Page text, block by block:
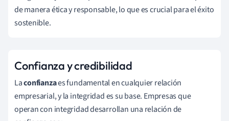
de manera ética y responsable, lo que es crucial para el éxito
sostenible.
Confianza y credibilidad
Laconfianzaes fundamental en cualquier relación
empresarial, y la integridad es su base. Empresas que
operan con integridad desarrollan una relación de